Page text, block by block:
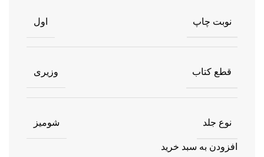
نوبت چاپ اول
قطع کتاب وزیری
نوع جلد شومیز
افزودن به سبد خرید